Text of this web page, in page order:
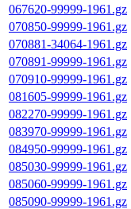
067620-99999-1961.gz
070850-99999-1961.gz
070881-34064-1961.gz
070891-99999-1961.gz
070910-99999-1961.gz
081605-99999-1961.gz
082270-99999-1961.gz
083970-99999-1961.gz
084950-99999-1961.gz
085030-99999-1961.gz
085060-99999-1961.gz
085090-99999-1961.gz